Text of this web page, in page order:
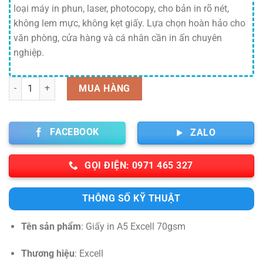
loại máy in phun, laser, photocopy, cho bản in rõ nét,
không lem mực, không kẹt giấy. Lựa chọn hoàn hảo cho
văn phòng, cửa hàng và cá nhân cần in ấn chuyên
nghiệp.
Số lượng MUA HÀNG
FACEBOOK ZALO
GỌI ĐIỆN: 0971 465 327
THÔNG SỐ KỸ THUẬT
Tên sản phẩm: Giấy in A5 Excell 70gsm
Thương hiệu: Excell